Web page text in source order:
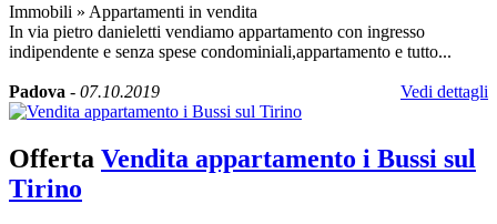
Immobili » Appartamenti in vendita
In via pietro danieletti vendiamo appartamento con ingresso
indipendente e senza spese condominiali,appartamento e tutto...
Padova - 07.10.2019 Vedi dettagli
Offerta Vendita appartamento i Bussi sul
Tirino